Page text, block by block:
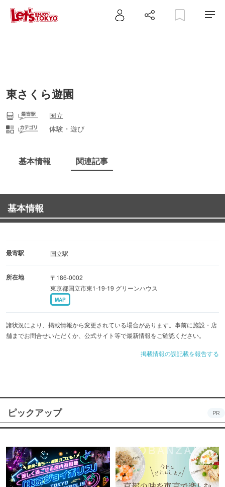
東さくら遊園
国立
体験・遊び
基本情報 関連記事
基本情報
最寄駅 国立駅
所在地
〒186-0002
東京都国立市東1-19-19 グリーンハウス
MAP
諸状況により、掲載情報から変更されている場合があります。事前に施設・店
舗までお問合せいただくか、公式サイト等で最新情報をご確認ください。
掲載情報の誤記載を報告する
ピックアップ PR